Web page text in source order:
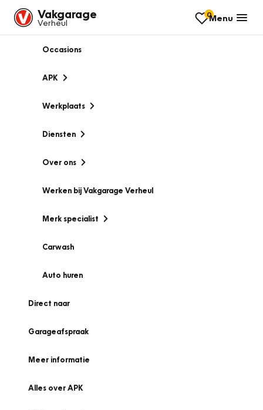
Vakgarage
Verheul
0Menu
Occasions
APK
Werkplaats
Diensten
Over ons
Werken bij Vakgarage Verheul
Merk specialist
Carwash
Auto huren
Direct naar
Garageafspraak
Meer informatie
Alles over APK